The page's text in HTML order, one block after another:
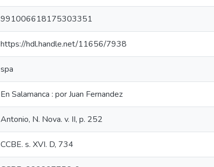
991006618175303351
https://hdl.handle.net/11656/7938
spa
En Salamanca : por Juan Fernandez
Antonio, N. Nova. v. II, p. 252
CCBE. s. XVI. D, 734